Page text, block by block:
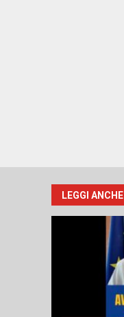
LEGGI ANCHE